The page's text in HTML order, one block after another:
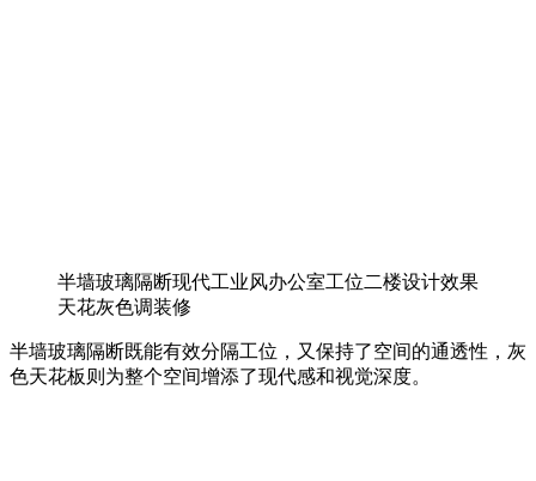
半墙玻璃隔断现代工业风办公室工位二楼设计效果
天花灰色调装修
半墙玻璃隔断既能有效分隔工位，又保持了空间的通透性，灰
色天花板则为整个空间增添了现代感和视觉深度。